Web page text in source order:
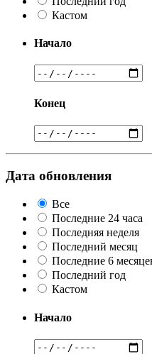
Кастом
Начало
Конец
Дата обновления
Все
Последние 24 часа
Последняя неделя
Последний месяц
Последние 6
Последний год
Кастом
Начало